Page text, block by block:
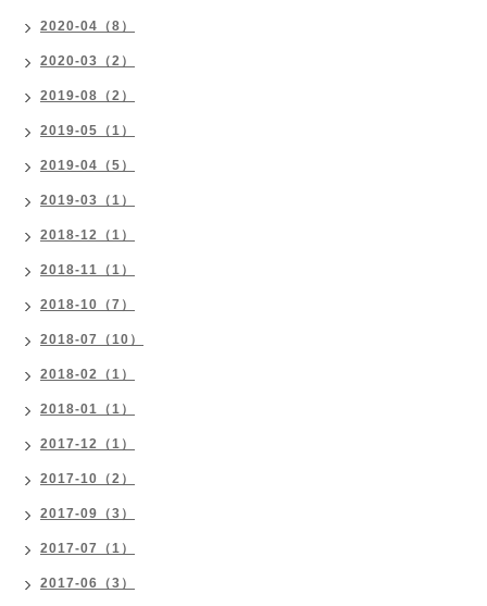
2020-04（8）
2020-03（2）
2019-08（2）
2019-05（1）
2019-04（5）
2019-03（1）
2018-12（1）
2018-11（1）
2018-10（7）
2018-07（10）
2018-02（1）
2018-01（1）
2017-12（1）
2017-10（2）
2017-09（3）
2017-07（1）
2017-06（3）